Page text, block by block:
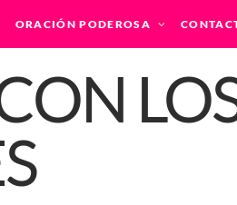
ORACIÓN PODEROSA